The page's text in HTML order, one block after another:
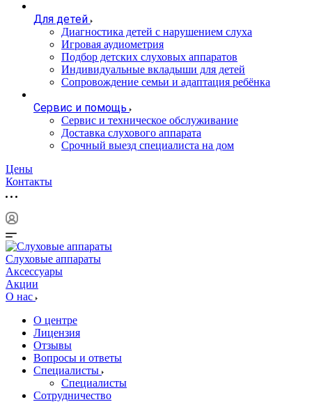
Для детей
Диагностика детей с нарушением слуха
Игровая аудиометрия
Подбор детских слуховых аппаратов
Индивидуальные вкладыши для детей
Сопровождение семьи и адаптация ребёнка
Сервис и помощь
Сервис и техническое обслуживание
Доставка слухового аппарата
Срочный выезд специалиста на дом
Цены
Контакты
Слуховые аппараты
Аксессуары
Акции
О нас
О центре
Лицензия
Отзывы
Вопросы и ответы
Специалисты
Специалисты
Сотрудничество